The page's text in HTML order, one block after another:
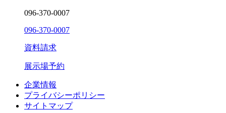
096-370-0007
096-370-0007
資料請求
展示場予約
企業情報
プライバシーポリシー
サイトマップ